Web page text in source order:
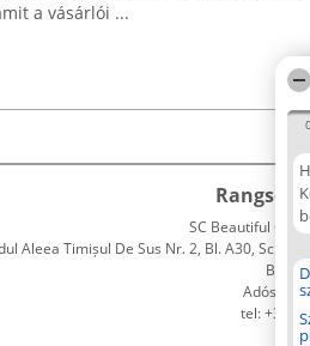
a vásárlói ...
SC Beautiful
Aleea Timișul De Sus Nr. 2, Bl. A30, Sc. A, Et.
Adószám
tel: +363